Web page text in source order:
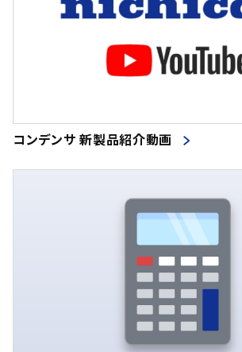
コンデンサ 新製品紹介動画